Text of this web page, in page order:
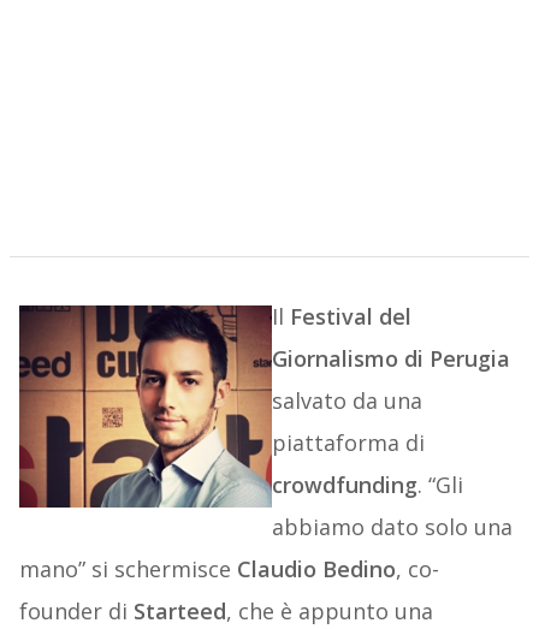
Il Festival del
Giornalismo di Perugia
salvato da una
piattaforma di
crowdfunding. “Gli
abbiamo dato solo una
mano” si schermisce Claudio Bedino, co-
founder di Starteed, che è appunto una